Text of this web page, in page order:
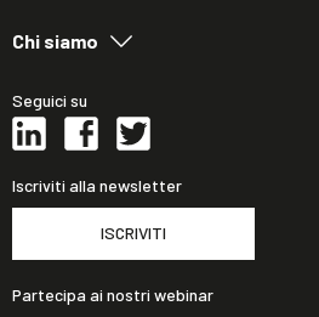
Chi siamo
Seguici su
Iscriviti alla newsletter
ISCRIVITI
Partecipa ai nostri webinar